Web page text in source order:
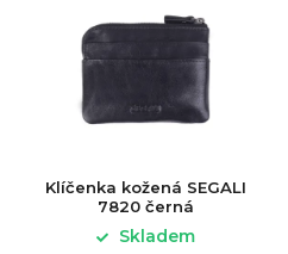
Klíčenka kožená SEGALI
7820 černá
Skladem